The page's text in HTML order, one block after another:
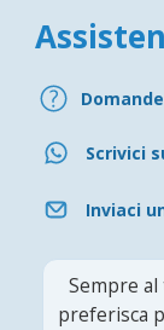
Scrivici
Inviaci
Sempre al
preferisca